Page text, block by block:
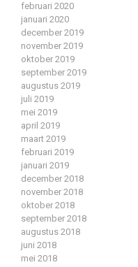
februari 2020
januari 2020
december 2019
november 2019
oktober 2019
september 2019
augustus 2019
juli 2019
mei 2019
april 2019
maart 2019
februari 2019
januari 2019
december 2018
november 2018
oktober 2018
september 2018
augustus 2018
juni 2018
mei 2018